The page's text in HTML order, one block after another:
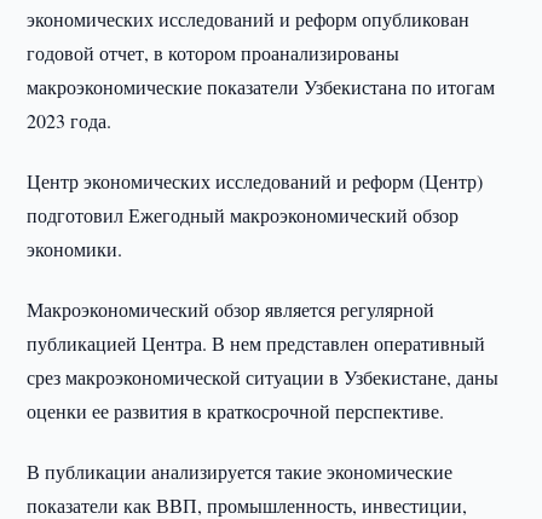
экономических исследований и реформ опубликован
годовой отчет, в котором проанализированы
макроэкономические показатели Узбекистана по итогам
2023 года.
Центр экономических исследований и реформ (Центр)
подготовил Ежегодный макроэкономический обзор
экономики.
Макроэкономический обзор является регулярной
публикацией Центра. В нем представлен оперативный
срез макроэкономической ситуации в Узбекистане, даны
оценки ее развития в краткосрочной перспективе.
В публикации анализируется такие экономические
показатели как ВВП, промышленность, инвестиции,